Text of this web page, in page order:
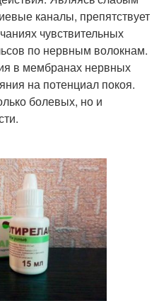
каналы, препятствует
чувствительных
по нервным волокнам.
в мембранах нервных
на потенциал покоя.
болевых, но и